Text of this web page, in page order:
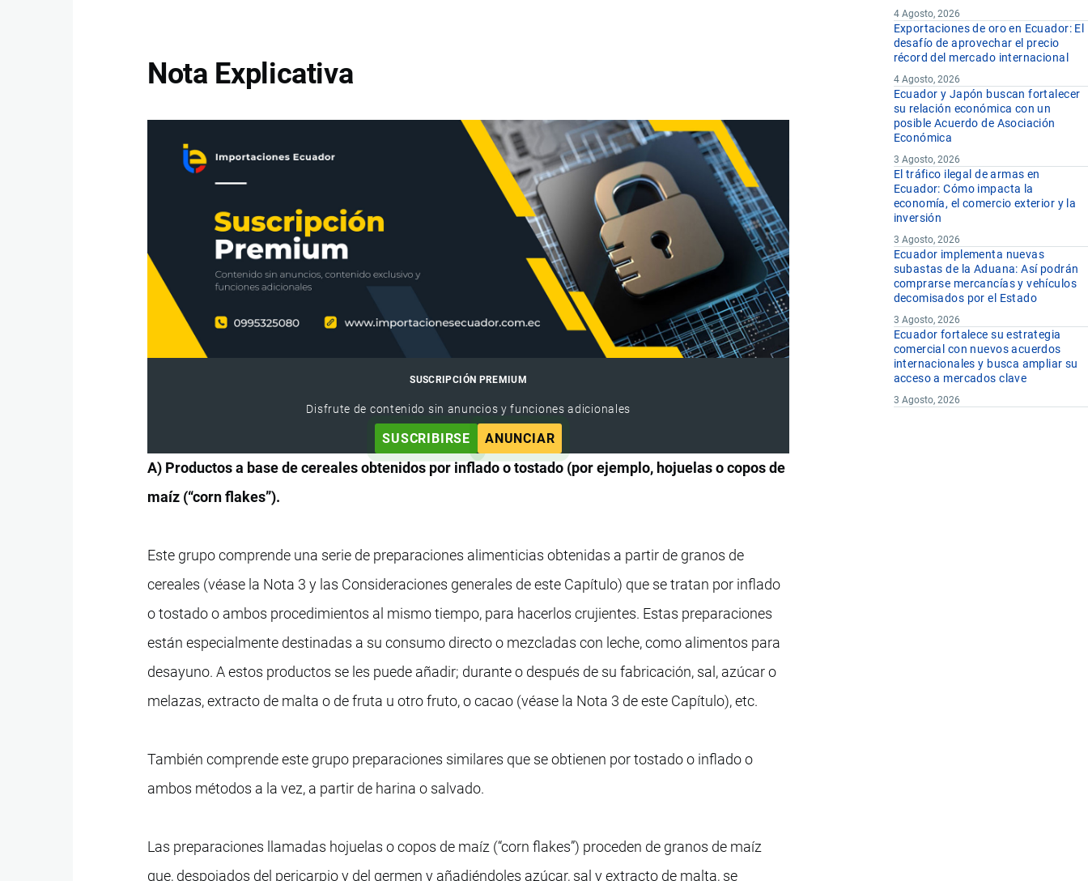
Nota Explicativa
SUSCRIPCIÓN PREMIUM
Disfrute de contenido sin anuncios y funciones adicionales
SUSCRIBIRSE ANUNCIAR
A) Productos a base de cereales obtenidos por inflado o tostado (por ejemplo, hojuelas o copos de
maíz (“corn flakes”).
Este grupo comprende una serie de preparaciones alimenticias obtenidas a partir de granos de
cereales (véase la Nota 3 y las Consideraciones generales de este Capítulo) que se tratan por inflado
o tostado o ambos procedimientos al mismo tiempo, para hacerlos crujientes. Estas preparaciones
están especialmente destinadas a su consumo directo o mezcladas con leche, como alimentos para
desayuno. A estos productos se les puede añadir; durante o después de su fabricación, sal, azúcar o
melazas, extracto de malta o de fruta u otro fruto, o cacao (véase la Nota 3 de este Capítulo), etc.
También comprende este grupo preparaciones similares que se obtienen por tostado o inflado o
ambos métodos a la vez, a partir de harina o salvado.
Las preparaciones llamadas hojuelas o copos de maíz (“corn flakes”) proceden de granos de maíz
que, despojados del pericarpio y del germen y añadiéndoles azúcar, sal y extracto de malta, se
4 Agosto, 2026
Exportaciones de oro en Ecuador: El
desafío de aprovechar el precio
récord del mercado internacional
4 Agosto, 2026
Ecuador y Japón buscan fortalecer
su relación económica con un
posible Acuerdo de Asociación
Económica
3 Agosto, 2026
El tráfico ilegal de armas en
Ecuador: Cómo impacta la
economía, el comercio exterior y la
inversión
3 Agosto, 2026
Ecuador implementa nuevas
subastas de la Aduana: Así podrán
comprarse mercancías y vehículos
decomisados por el Estado
3 Agosto, 2026
Ecuador fortalece su estrategia
comercial con nuevos acuerdos
internacionales y busca ampliar su
acceso a mercados clave
3 Agosto, 2026